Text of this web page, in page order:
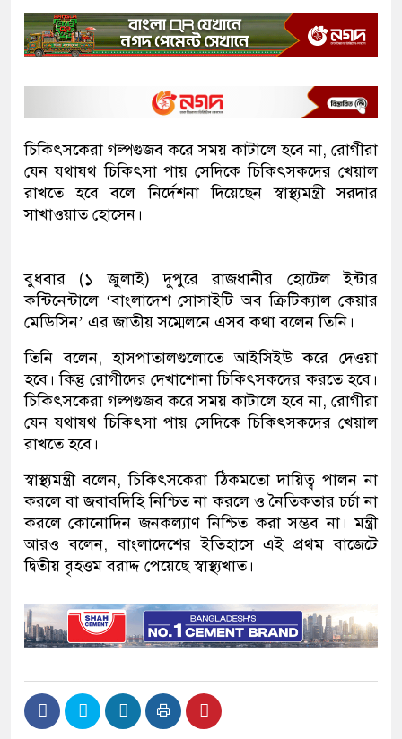
চিকিৎসকেরা গল্পগুজব করে সময় কাটালে হবে না, রোগীরা
যেন যথাযথ চিকিৎসা পায় সেদিকে চিকিৎসকদের খেয়াল
রাখতে হবে বলে নির্দেশনা দিয়েছেন স্বাস্থ্যমন্ত্রী সরদার
সাখাওয়াত হোসেন।
বুধবার (১ জুলাই) দুপুরে রাজধানীর হোটেল ইন্টার
কন্টিনেন্টালে ‘বাংলাদেশ সোসাইটি অব ক্রিটিক্যাল কেয়ার
মেডিসিন’ এর জাতীয় সম্মেলনে এসব কথা বলেন তিনি।
তিনি বলেন, হাসপাতালগুলোতে আইসিইউ করে দেওয়া
হবে। কিন্তু রোগীদের দেখাশোনা চিকিৎসকদের করতে হবে।
চিকিৎসকেরা গল্পগুজব করে সময় কাটালে হবে না, রোগীরা
যেন যথাযথ চিকিৎসা পায় সেদিকে চিকিৎসকদের খেয়াল
রাখতে হবে।
স্বাস্থ্যমন্ত্রী বলেন, চিকিৎসকেরা ঠিকমতো দায়িত্ব পালন না
করলে বা জবাবদিহি নিশ্চিত না করলে ও নৈতিকতার চর্চা না
করলে কোনোদিন জনকল্যাণ নিশ্চিত করা সম্ভব না। মন্ত্রী
আরও বলেন, বাংলাদেশের ইতিহাসে এই প্রথম বাজেটে
দ্বিতীয় বৃহত্তম বরাদ্দ পেয়েছে স্বাস্থ্যখাত।